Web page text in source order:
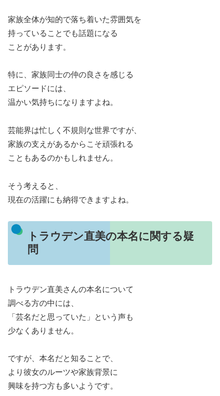
家族全体が知的で落ち着いた雰囲気を
持っていることでも話題になる
ことがあります。
特に、家族同士の仲の良さを感じる
エピソードには、
温かい気持ちになりますよね。
芸能界は忙しく不規則な世界ですが、
家族の支えがあるからこそ頑張れる
こともあるのかもしれません。
そう考えると、
現在の活躍にも納得できますよね。
トラウデン直美の本名に関する疑
問
トラウデン直美さんの本名について
調べる方の中には、
「芸名だと思っていた」という声も
少なくありません。
ですが、本名だと知ることで、
より彼女のルーツや家族背景に
興味を持つ方も多いようです。